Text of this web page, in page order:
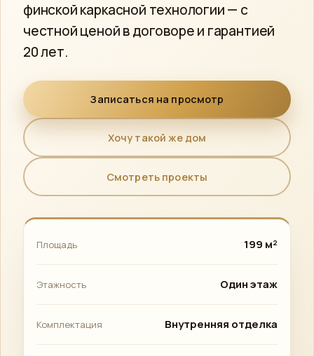
финской каркасной технологии — с
честной ценой в договоре и гарантией
20 лет.
Записаться на просмотр
Хочу такой же дом
Смотреть проекты
Площадь 199 м²
Этажность Один этаж
Комплектация Внутренняя отделка